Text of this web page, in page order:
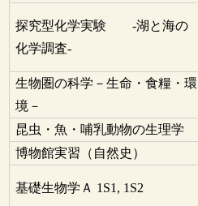
探究型化学実験 -湖と海の
化学調査-
生物圏の科学－生命・食糧・環
境－
昆虫・魚・哺乳動物の生理学
博物館実習（自然史）
基礎生物学Ａ 1S1, 1S2